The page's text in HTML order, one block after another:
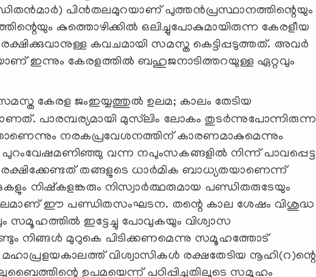
പിന്‍തലമുറയാണ് പുത്തന്‍പ്രസ്ഥാനത്തിന്റെയും
കുത്തൊഴിക്കില്‍ ഒലിച്ചുപോകുമായിരുന്ന കേരളീയ
കവചമായി സമസ്ത കെട്ടിപ്പടുത്തത്. അവര്‍
ഇന്നും കേരളത്തില്‍ ബഹുജനാടിത്തറയുള്ള ഏറ്റവും
കേരള ജംഇയ്യത്തുല്‍ ഉലമ; കാലം തേടിയ
പാരമ്പര്യമായി മുസ്‌ലിം ലോകം തുടര്‍ന്നുപോന്നിരുന്ന
നരകപ്രവേശനത്തിന് കാരണമാകുമെന്നും
പുറംവേഷമണിഞ്ഞു വന്ന നപുംസകങ്ങളില്‍ നിന്ന് പാവപ്പെട്ട
തങ്ങളുടെ ധാര്‍മിക ബാധ്യതയാണെന്ന്
നിഷ്‌കളങ്കരും നിസ്വാര്‍ത്ഥരുമായ പണ്ഡിതരുടേയും
ഈ പണ്ഡിതസംഘടന. തന്റെ കാല ശേഷം വിശുദ്ധ
ഇട്ടേച്ചു പോവുകയും വിശ്വാസ
നിങ്ങള്‍ മുറുകെ പിടിക്കണമെന്നു സമൂഹത്തോട്
വിശ്വാസികള്‍ രക്ഷതേടിയ നൂഹി(റ)ന്റെ
ഉപമയെന്ന് പഠിപ്പിച്ചതിലൂടെ സമൂഹം